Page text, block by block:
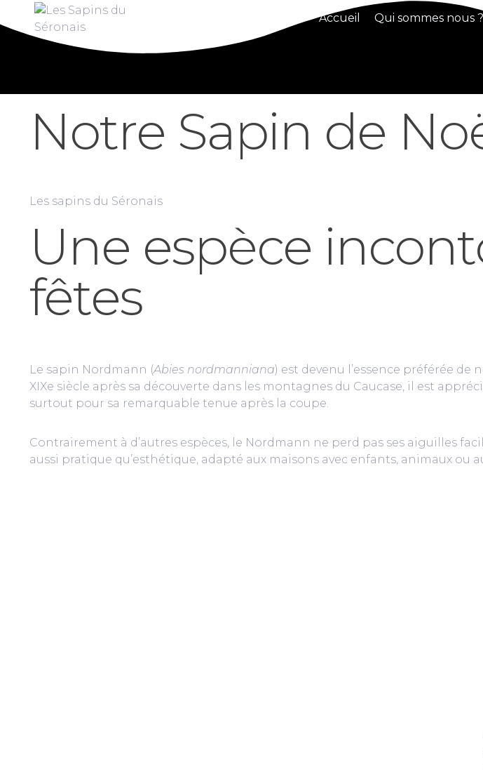
Accueil Qui sommes nous ?
Notre Sapin de
Les sapins du Séronais
Une espèce
fêtes
Le sapin Nordmann (Abies nordmanniana) est devenu l’essence préférée
XIXe siècle après sa découverte dans les montagnes du Caucase, il est
surtout pour sa remarquable tenue après la coupe.
Contrairement à d’autres espèces, le Nordmann ne perd pas ses aiguilles
aussi pratique qu’esthétique, adapté aux maisons avec enfants, animaux